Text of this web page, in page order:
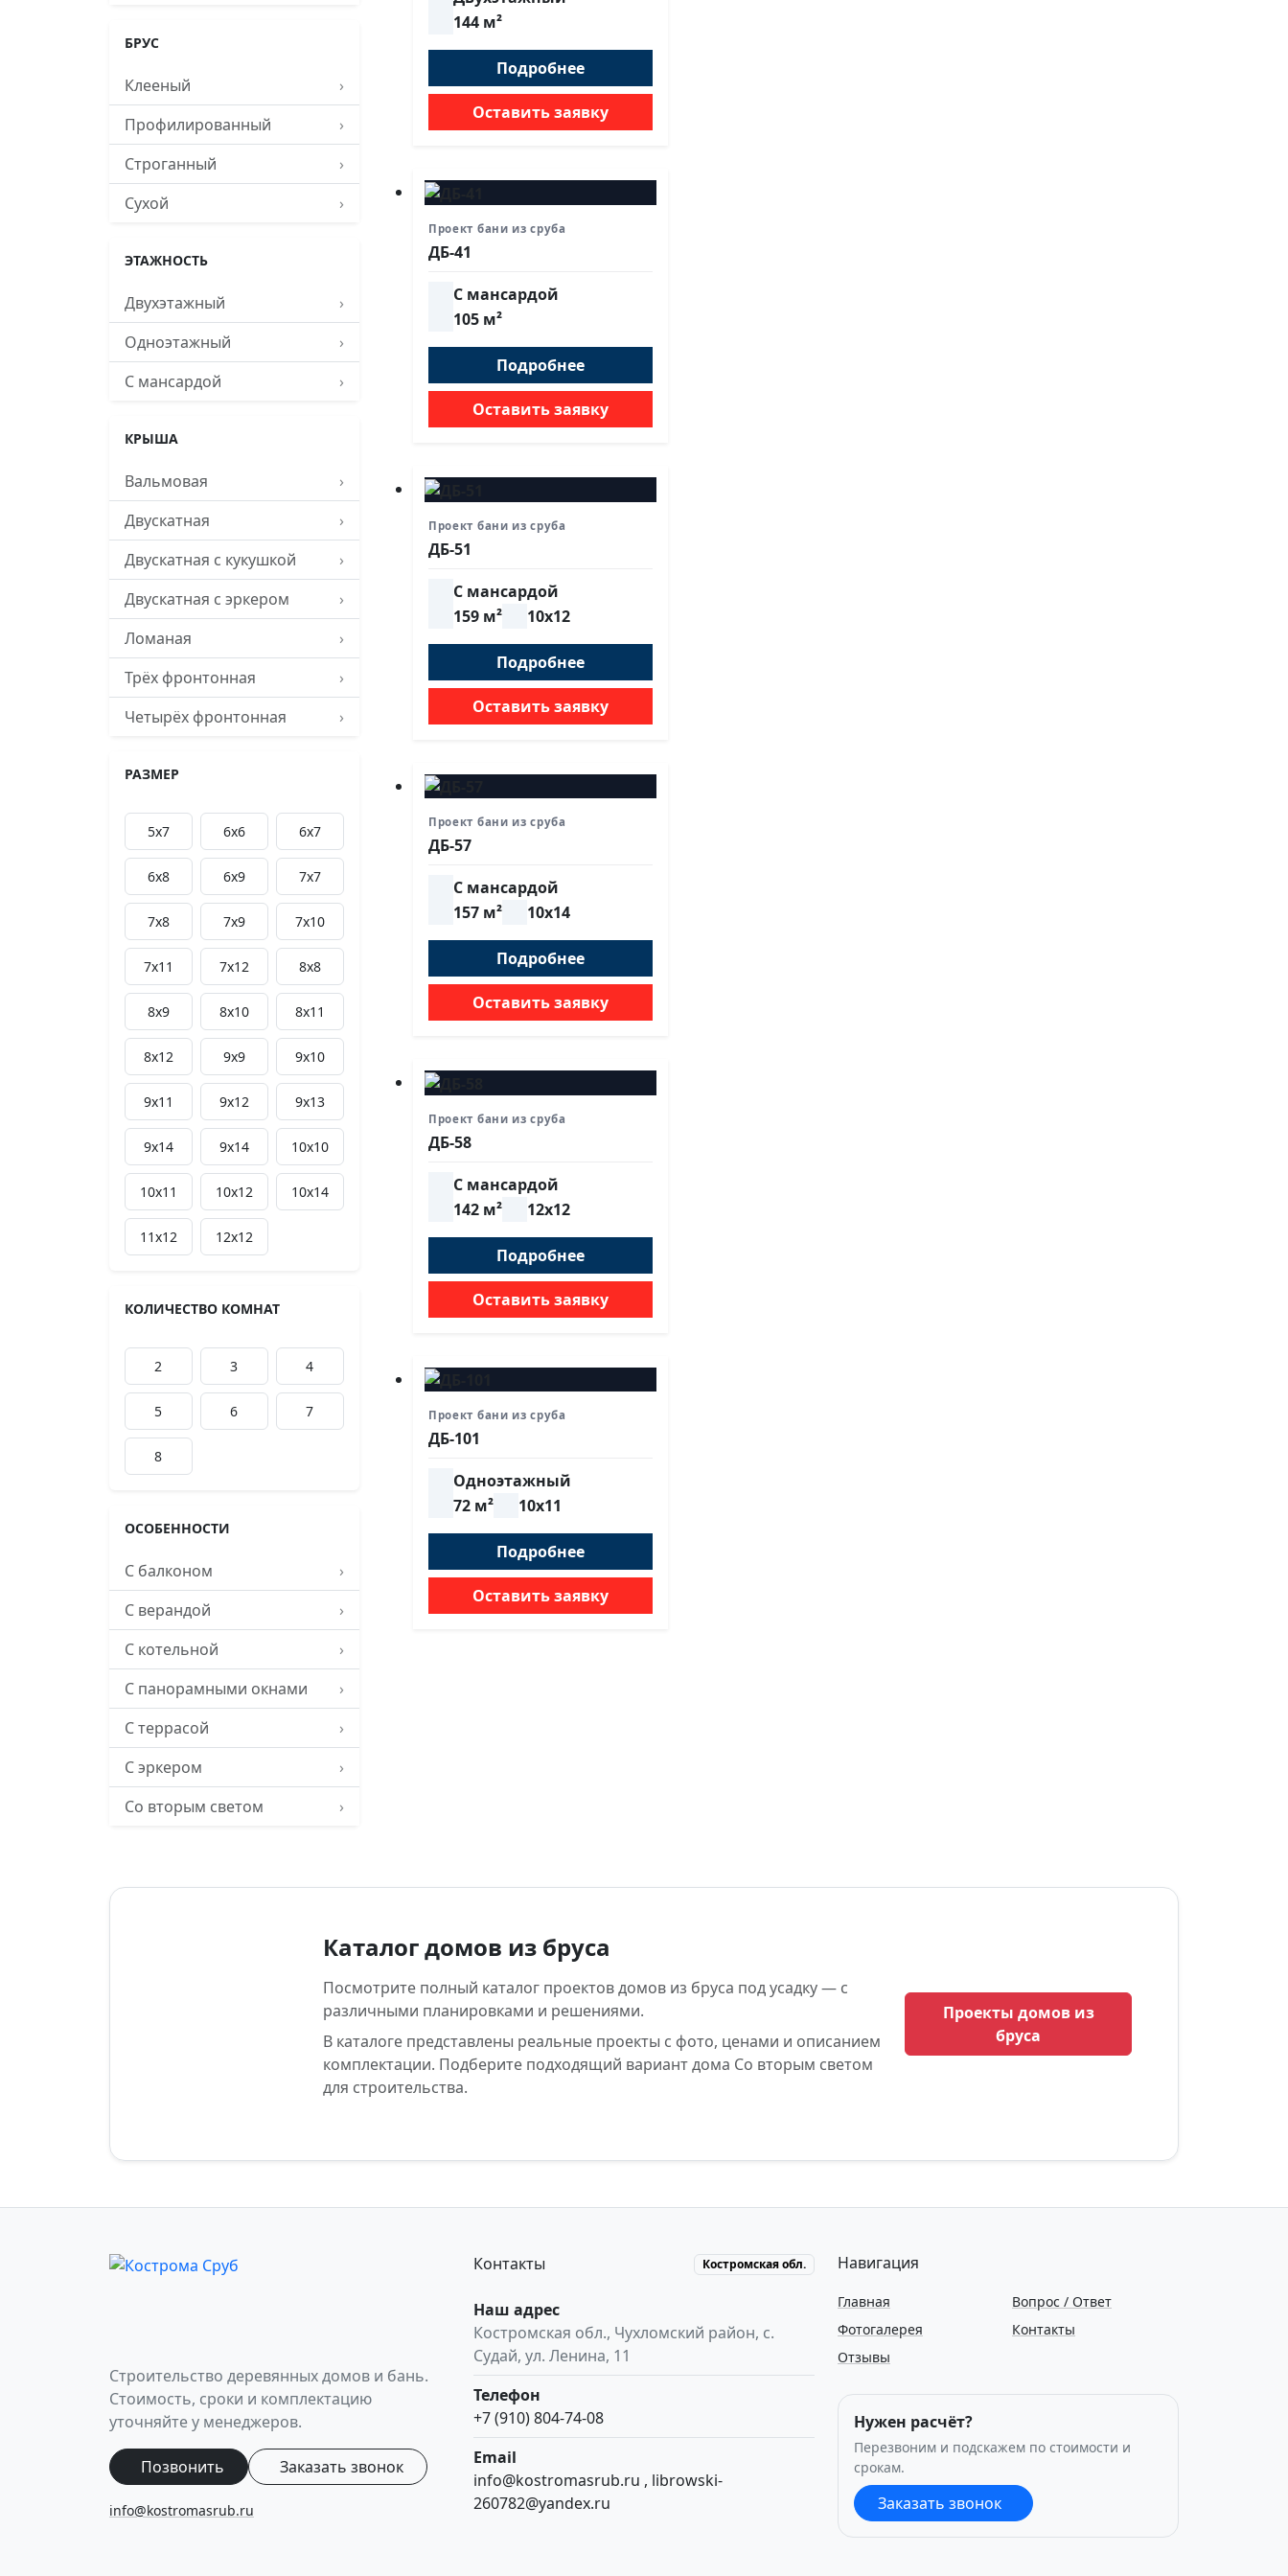
БРУС
Клееный
›
Профилированный
›
Строганный
›
Сухой
›
ЭТАЖНОСТЬ
Двухэтажный
›
Одноэтажный
›
С мансардой
›
КРЫША
Вальмовая
›
Двускатная
›
Двускатная с кукушкой
›
Двускатная с эркером
›
Ломаная
›
Трёх фронтонная
›
Четырёх фронтонная
›
РАЗМЕР
5x7 6х6 6х7
6х8 6х9 7х7
7х8 7х9 7х10
7х11 7х12 8х8
8х9 8х10 8х11
8х12 9х9 9х10
9х11 9х12 9x13
9x14 9х14 10х10
10х11 10х12 10x14
11х12 12х12
КОЛИЧЕСТВО КОМНАТ
2 3 4
5 6 7
8
ОСОБЕННОСТИ
С балконом
›
С верандой
›
С котельной
›
С панорамными окнами
›
С террасой
›
С эркером
›
Со вторым светом
›
144 м²
Подробнее
Оставить заявку
Проект бани из сруба
ДБ-41
С мансардой
105 м²
Подробнее
Оставить заявку
Проект бани из сруба
ДБ-51
С мансардой
159 м²
10х12
Подробнее
Оставить заявку
Проект бани из сруба
ДБ-57
С мансардой
157 м²
10х14
Подробнее
Оставить заявку
Проект бани из сруба
ДБ-58
С мансардой
142 м²
12х12
Подробнее
Оставить заявку
Проект бани из сруба
ДБ-101
Одноэтажный
72 м²
10х11
Подробнее
Оставить заявку
Каталог домов из бруса
Посмотрите полный каталог проектов домов из бруса под усадку — с
различными планировками и решениями.
В каталоге представлены реальные проекты с фото, ценами и описанием
комплектации. Подберите подходящий вариант дома Со вторым светом
для строительства.
Проекты домов из
бруса
Строительство деревянных домов и бань.
Стоимость, сроки и комплектацию
уточняйте у менеджеров.
Позвонить Заказать звонок
info@kostromasrub.ru
Контакты Костромская обл.
Наш адрес
Костромская обл., Чухломский район, с.
Судай, ул. Ленина, 11
Телефон
+7 (910) 804-74-08
Email
info@kostromasrub.ru , librowski-
260782@yandex.ru
Навигация
Главная
Фотогалерея
Отзывы
Вопрос / Ответ
Контакты
Нужен расчёт?
Перезвоним и подскажем по стоимости и
срокам.
Заказать звонок